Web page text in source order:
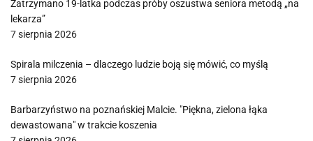
Zatrzymano 19-latka podczas próby oszustwa seniora metodą „na
lekarza”
7 sierpnia 2026
Spirala milczenia – dlaczego ludzie boją się mówić, co myślą
7 sierpnia 2026
Barbarzyństwo na poznańskiej Malcie. "Piękna, zielona łąka
dewastowana" w trakcie koszenia